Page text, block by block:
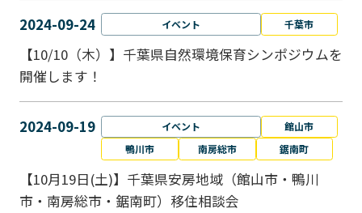
2024-09-24 イベント 千葉市
【10/10（木）】千葉県自然環境保育シンポジウムを
開催します！
2024-09-19 イベント
館山市
鴨川市
南房総市 鋸南町
【10月19日(土)】千葉県安房地域（館山市・鴨川
市・南房総市・鋸南町）移住相談会